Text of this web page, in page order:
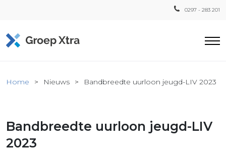
0297 - 283 201
Home Nieuws Bandbreedte uurloon jeugd-LIV 2023
Bandbreedte uurloon jeugd-LIV
2023